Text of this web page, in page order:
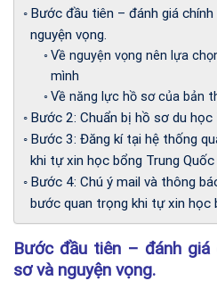
Bước đầu tiên – đánh giá
nguyện vọng.
Về nguyện vọng nên lựa
mình
Về năng lực hồ sơ của bản
Bước 2: Chuẩn bị hồ sơ du
Bước 3: Đăng kí tại hệ thống
khi tự xin học bổng Trung Quốc
Bước 4: Chú ý mail và thông
bước quan trọng khi tự xin học
Bước đầu tiên – đánh
sơ và nguyện vọng.